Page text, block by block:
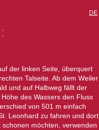
DE
der linken Seite, überquert
Talseite. Ab dem Weiler
und auf Halbweg fällt der
des Wassers den Fluss
von 501 m einfach
Leonhard zu fahren und dort
möchten, verwenden